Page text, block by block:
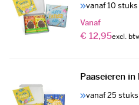
vanaf 10 stuks
Vanaf
€ 12,95
Paaseieren
vanaf 25 stuks